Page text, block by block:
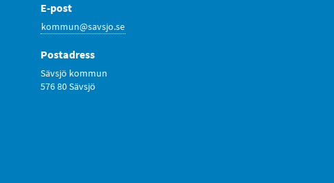
E-post
kommun@savsjo.se
Postadress
Sävsjö kommun
576 80 Sävsjö